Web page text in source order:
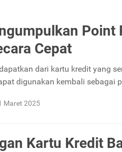
Point
Cepat
dari kartu kredit yang
digunakan kembali sebagai
Maret 2025
Kartu Kredit